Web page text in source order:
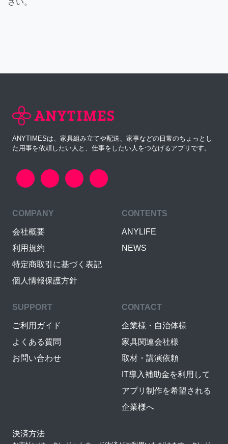
ANYTIMESは、家具組み立てや配送、家事などの日常のちょっとし
た用事を依頼したい人と、仕事をしたい人をつなげるアプリです。
COMPANY
会社概要
利用規約
特定商取引に基づく表記
個人情報保護方針
CONTENTS
ANYLIFE
NEWS
SUPPORT
ご利用ガイド
よくある質問
お問い合わせ
CONTACT
企業様・自治体様
家具関連会社様
取材・講演依頼
IT導入補助金を利用して
アプリ制作を希望される
企業様へ
決済方法